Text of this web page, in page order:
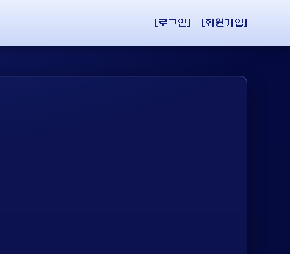
[로그인] [회원가입]